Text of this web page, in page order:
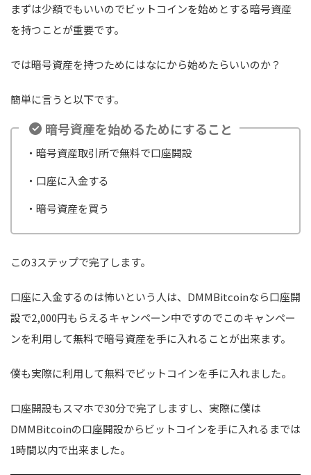
まずは少額でもいいのでビットコインを始めとする暗号資産
を持つことが重要です。
では暗号資産を持つためにはなにから始めたらいいのか？
簡単に言うと以下です。
暗号資産を始めるためにすること
・暗号資産取引所で無料で口座開設
・口座に入金する
・暗号資産を買う
この3ステップで完了します。
口座に入金するのは怖いという人は、DMMBitcoinなら口座開
設で2,000円もらえるキャンペーン中ですのでこのキャンペー
ンを利用して無料で暗号資産を手に入れることが出来ます。
僕も実際に利用して無料でビットコインを手に入れました。
口座開設もスマホで30分で完了しますし、実際に僕は
DMMBitcoinの口座開設からビットコインを手に入れるまでは
1時間以内で出来ました。